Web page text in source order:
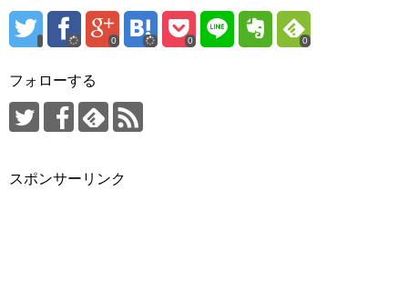
0 0 0
フォローする
スポンサーリンク